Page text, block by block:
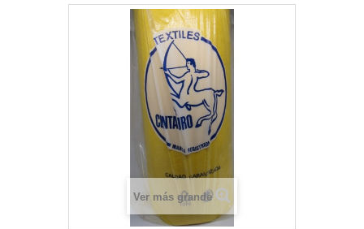
Ver más grande